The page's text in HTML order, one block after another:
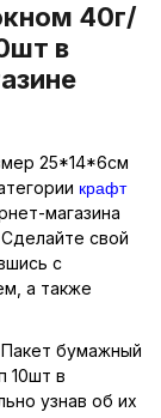
40г/
в
25*14*6см
крафт
магазина
свой
с
а также
Пакет бумажный
10шт в
узнав об их